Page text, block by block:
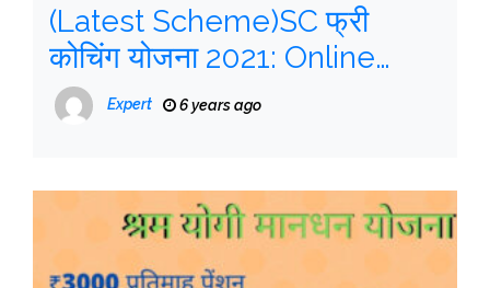
(Latest Scheme)SC फ्री
कोचिंग योजना 2021: Online
Registration, Check
Eligibility, Status,
Expert 6 years ago